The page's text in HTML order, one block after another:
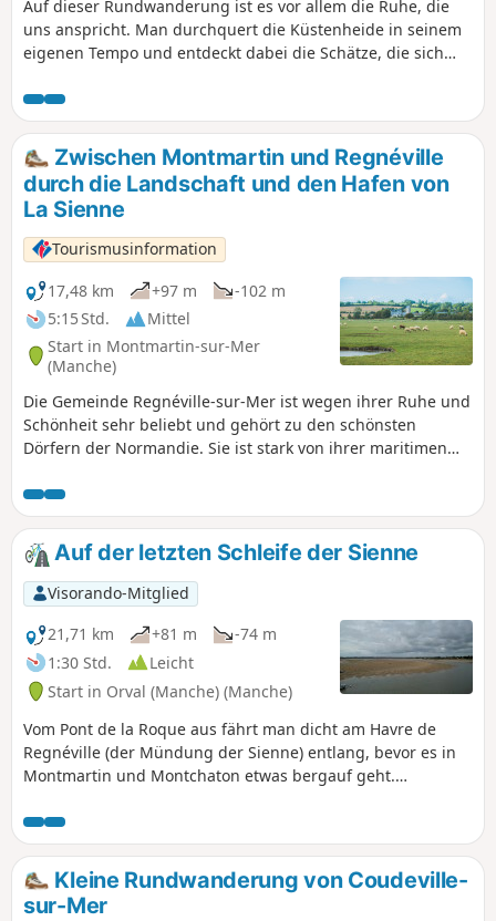
Auf dieser Rundwanderung ist es vor allem die Ruhe, die
uns anspricht. Man durchquert die Küstenheide in seinem
eigenen Tempo und entdeckt dabei die Schätze, die sich
Zwischen Montmartin und Regnéville
durch die Landschaft und den Hafen von
La Sienne
Tourismusinformation
17,48 km
+97 m
-102 m
5:15 Std.
Mittel
Start in Montmartin-sur-Mer
(Manche)
Die Gemeinde Regnéville-sur-Mer ist wegen ihrer Ruhe und
Schönheit sehr beliebt und gehört zu den schönsten
Dörfern der Normandie. Sie ist stark von ihrer maritimen
verschiedenen Weiler zu erkunden, aus denen sie besteht:
Grimouville, Urville, Incleville, Le Rey usw. Entdecken Sie die
gesamte Gemeinde, ihre Geschichte und ihre Schätze.
Auf der letzten Schleife der Sienne
Visorando-Mitglied
21,71 km
+81 m
-74 m
1:30 Std.
Leicht
Start in Orval (Manche) (Manche)
Vom Pont de la Roque aus fährt man dicht am Havre de
Regnéville (der Mündung der Sienne) entlang, bevor es in
Montmartin und Montchaton etwas bergauf geht.
Sienne, den Havre de Regnéville und die Pointe d’Agon.
Nicht weniger als vier schöne alte Kirchen sowie hübsche
Weiler runden das Bild ab.
Kleine Rundwanderung von Coudeville-
sur-Mer